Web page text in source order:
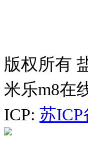
版权所有
米乐m8在
ICP: 苏ICP